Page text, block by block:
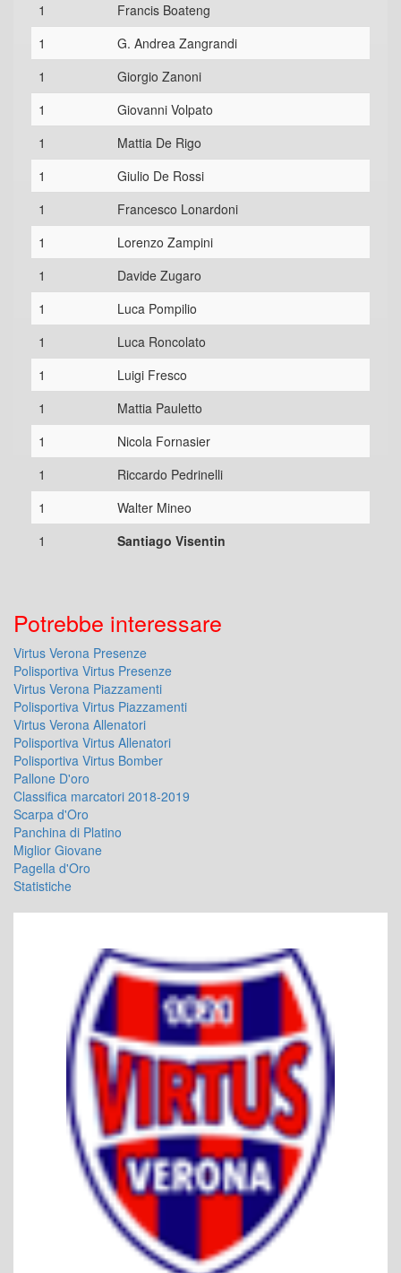
1
Francis Boateng
1
G. Andrea Zangrandi
1
Giorgio Zanoni
1
Giovanni Volpato
1
Mattia De Rigo
1
Giulio De Rossi
1
Francesco Lonardoni
1
Lorenzo Zampini
1
Davide Zugaro
1
Luca Pompilio
1
Luca Roncolato
1
Luigi Fresco
1
Mattia Pauletto
1
Nicola Fornasier
1
Riccardo Pedrinelli
1
Walter Mineo
1
Santiago Visentin
Potrebbe interessare
Virtus Verona Presenze
Polisportiva Virtus Presenze
Virtus Verona Piazzamenti
Polisportiva Virtus Piazzamenti
Virtus Verona Allenatori
Polisportiva Virtus Allenatori
Polisportiva Virtus Bomber
Pallone D'oro
Classifica marcatori 2018-2019
Scarpa d'Oro
Panchina di Platino
Miglior Giovane
Pagella d'Oro
Statistiche